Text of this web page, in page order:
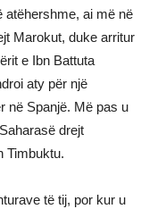
atëhershme, ai më në
Marokut, duke arritur
e Ibn Battuta
aty për një
në Spanjë. Më pas u
drejt
Timbuktu.
të tij, por kur u